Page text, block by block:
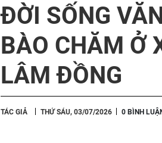
ĐỜI SỐNG
BÀO CHĂM Ở
LÂM ĐỒNG
TÁC GIẢ THỨ SÁU, 03/07/2026 0 BÌNH